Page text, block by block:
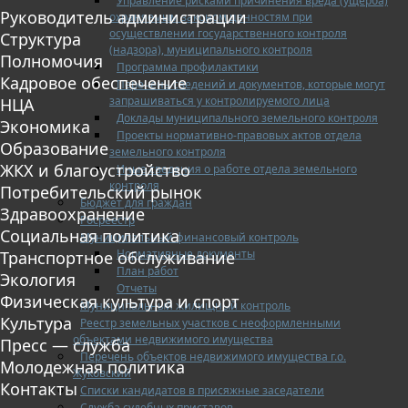
охраняемым законом ценностям при
осуществлении государственного контроля
(надзора), муниципального контроля
Программа профилактики
Перечень сведений и документов, которые могут
запрашиваться у контролируемого лица
Доклады муниципального земельного контроля
Проекты нормативно-правовых актов отдела
земельного контроля
Иные сведения о работе отдела земельного
контроля
Бюджет для граждан
Росреестр
Муниципальный финансовый контроль
Нормативные документы
План работ
Отчеты
Муниципальный жилищный контроль
Реестр земельных участков с неоформленными
объектами недвижимого имущества
Перечень объектов недвижимого имущества г.о.
Жуковский
Списки кандидатов в присяжные заседатели
Руководитель администрации
Структура
Полномочия
Кадровое обеспечение
НЦА
Экономика
Образование
ЖКХ и благоустройство
Потребительский рынок
Здравоохранение
Социальная политика
Транспортное обслуживание
Экология
Физическая культура и спорт
Культура
Пресс — служба
Молодежная политика
Контакты